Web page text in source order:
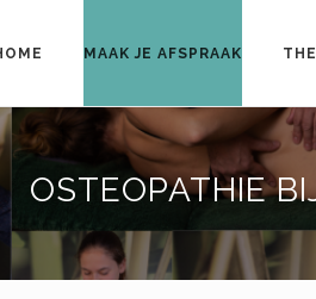
MAAK JE AFSPRAAK
OSTEOPATHIE